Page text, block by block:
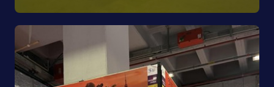
Azerbaycan Cumhuriyeti Savunma Bakanlığı |
SAHA EXPO